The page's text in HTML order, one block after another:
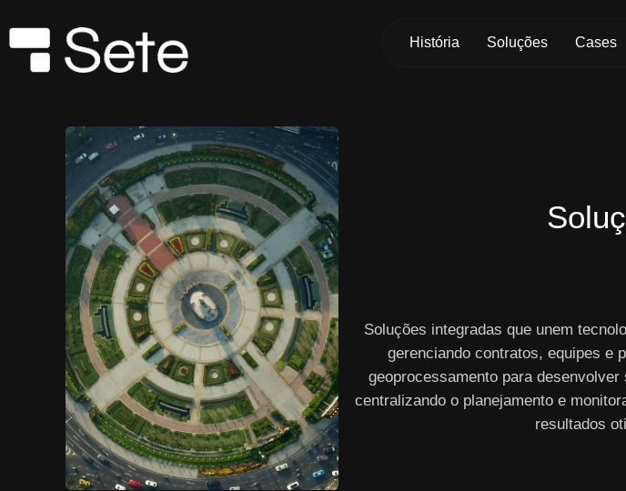
História Soluções Cases
Soluções integradas que unem
gerenciando contratos, equipes e
geoprocessamento para
centralizando o planejamento e
resultados